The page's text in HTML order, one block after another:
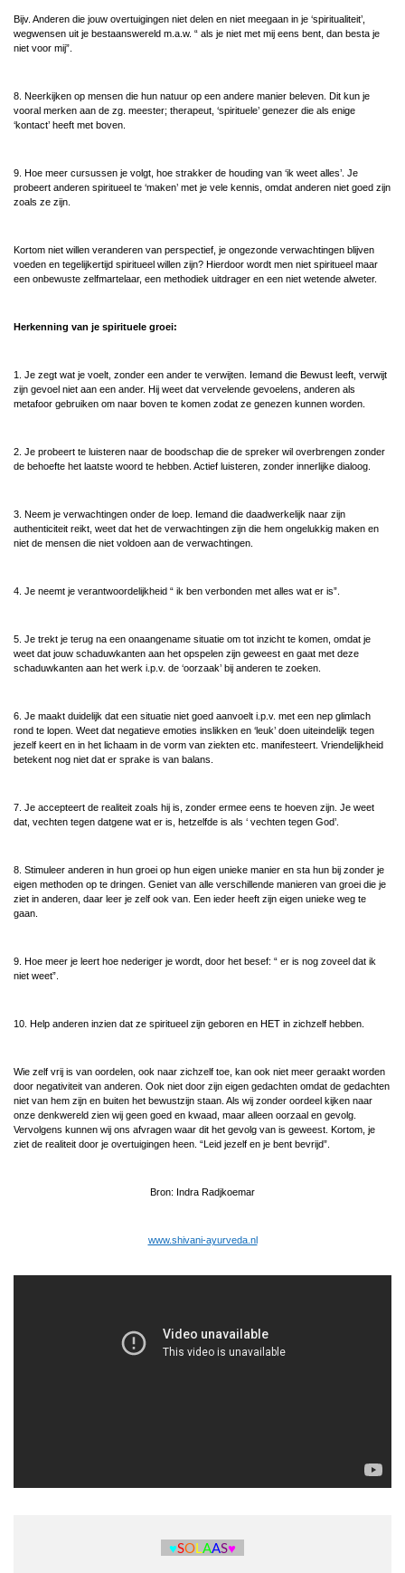
Bijv. Anderen die jouw overtuigingen niet delen en niet meegaan in je ‘spiritualiteit’,
wegwensen uit je bestaanswereld m.a.w. “ als je niet met mij eens bent, dan besta je
niet voor mij”.
8. Neerkijken op mensen die hun natuur op een andere manier beleven. Dit kun je
vooral merken aan de zg. meester; therapeut, ‘spirituele’ genezer die als enige
‘kontact’ heeft met boven.
9. Hoe meer cursussen je volgt, hoe strakker de houding van ‘ik weet alles’. Je
probeert anderen spiritueel te ‘maken’ met je vele kennis, omdat anderen niet goed zijn
zoals ze zijn.
Kortom niet willen veranderen van perspectief, je ongezonde verwachtingen blijven
voeden en tegelijkertijd spiritueel willen zijn? Hierdoor wordt men niet spiritueel maar
een onbewuste zelfmartelaar, een methodiek uitdrager en een niet wetende alweter.
Herkenning van je spirituele groei:
1. Je zegt wat je voelt, zonder een ander te verwijten. Iemand die Bewust leeft, verwijt
zijn gevoel niet aan een ander. Hij weet dat vervelende gevoelens, anderen als
metafoor gebruiken om naar boven te komen zodat ze genezen kunnen worden.
2. Je probeert te luisteren naar de boodschap die de spreker wil overbrengen zonder
de behoefte het laatste woord te hebben. Actief luisteren, zonder innerlijke dialoog.
3. Neem je verwachtingen onder de loep. Iemand die daadwerkelijk naar zijn
authenticiteit reikt, weet dat het de verwachtingen zijn die hem ongelukkig maken en
niet de mensen die niet voldoen aan de verwachtingen.
4. Je neemt je verantwoordelijkheid “ ik ben verbonden met alles wat er is”.
5. Je trekt je terug na een onaangename situatie om tot inzicht te komen, omdat je
weet dat jouw schaduwkanten aan het opspelen zijn geweest en gaat met deze
schaduwkanten aan het werk i.p.v. de ‘oorzaak’ bij anderen te zoeken.
6. Je maakt duidelijk dat een situatie niet goed aanvoelt i.p.v. met een nep glimlach
rond te lopen. Weet dat negatieve emoties inslikken en ‘leuk’ doen uiteindelijk tegen
jezelf keert en in het lichaam in de vorm van ziekten etc. manifesteert. Vriendelijkheid
betekent nog niet dat er sprake is van balans.
7. Je accepteert de realiteit zoals hij is, zonder ermee eens te hoeven zijn. Je weet
dat, vechten tegen datgene wat er is, hetzelfde is als ‘ vechten tegen God’.
8. Stimuleer anderen in hun groei op hun eigen unieke manier en sta hun bij zonder je
eigen methoden op te dringen. Geniet van alle verschillende manieren van groei die je
ziet in anderen, daar leer je zelf ook van. Een ieder heeft zijn eigen unieke weg te
gaan.
9. Hoe meer je leert hoe nederiger je wordt, door het besef: “ er is nog zoveel dat ik
niet weet”.
10. Help anderen inzien dat ze spiritueel zijn geboren en HET in zichzelf hebben.
Wie zelf vrij is van oordelen, ook naar zichzelf toe, kan ook niet meer geraakt worden
door negativiteit van anderen. Ook niet door zijn eigen gedachten omdat de gedachten
niet van hem zijn en buiten het bewustzijn staan. Als wij zonder oordeel kijken naar
onze denkwereld zien wij geen goed en kwaad, maar alleen oorzaal en gevolg.
Vervolgens kunnen wij ons afvragen waar dit het gevolg van is geweest. Kortom, je
ziet de realiteit door je overtuigingen heen. “Leid jezelf en je bent bevrijd”.
Bron: Indra Radjkoemar
www.shivani-ayurveda.nl
♥SOLAAS♥